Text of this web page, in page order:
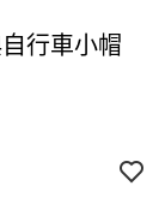
行車小帽